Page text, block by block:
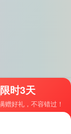
时3天
赠好礼，不容错过！